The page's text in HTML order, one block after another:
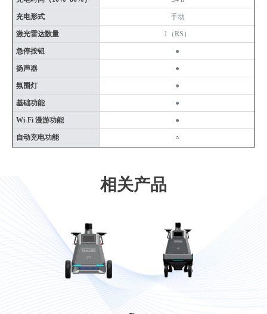
充电形式 手动
激光雷达数量 1（RS）
急停按钮 ●
扬声器 ●
氛围灯 ●
基础功能 ●
Wi-Fi 漫游功能 ●
自动充电功能 ○
洁净度 相关产品